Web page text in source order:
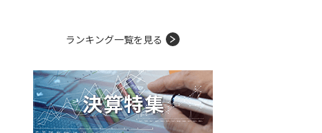
ランキング一覧を見る